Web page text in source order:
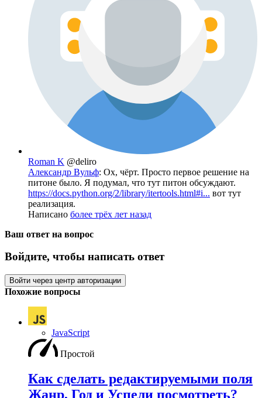
Roman K @deliro
Александр Вульф: Ох, чёрт. Просто первое решение на
питоне было. Я подумал, что тут питон обсуждают.
https://docs.python.org/2/library/itertools.html#i... вот тут
реализация.
Написано более трёх лет назад
Ваш ответ на вопрос
Войдите, чтобы написать ответ
Войти через центр авторизации
Похожие вопросы
JavaScript
Простой
Как сделать редактируемыми поля
Жанр, Год и Успели посмотреть?